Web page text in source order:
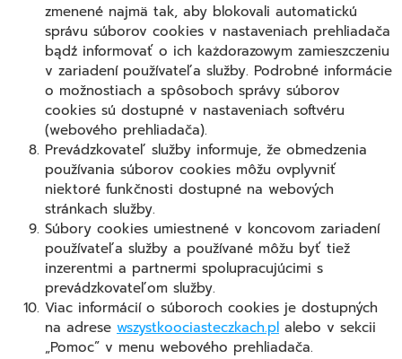
zmenené najmä tak, aby blokovali automatickú
správu súborov cookies v nastaveniach prehliadača
bądź informovať o ich każdorazowym zamieszczeniu
v zariadení používateľa služby. Podrobné informácie
o možnostiach a spôsoboch správy súborov
cookies sú dostupné v nastaveniach softvéru
(webového prehliadača).
Prevádzkovateľ služby informuje, že obmedzenia
používania súborov cookies môžu ovplyvniť
niektoré funkčnosti dostupné na webových
stránkach služby.
Súbory cookies umiestnené v koncovom zariadení
používateľa služby a používané môžu byť tiež
inzerentmi a partnermi spolupracujúcimi s
prevádzkovateľom služby.
Viac informácií o súboroch cookies je dostupných
na adrese wszystkoociasteczkach.pl alebo v sekcii
„Pomoc” v menu webového prehliadača.